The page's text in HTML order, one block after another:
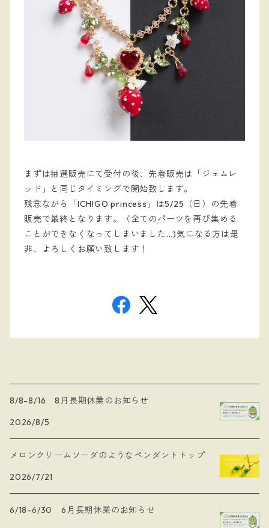
まずは抽選販売にて受付の後、先着販売は
「ジェムレ
ッド」と同じタイミングで開始致します。
残念ながら「ICHIGO princess」は5/25（日）の先着
販売で最終となります。（全てのパーツを再び集める
ことができなくなってしまいました...)気になる方は是
非、よろしくお願い致します！
8/8-8/16 8月長期休業のお知らせ
2026/8/5
メロンクリームソーダのようなペンダントトップ
2026/7/21
6/18-6/30 6月長期休業のお知らせ